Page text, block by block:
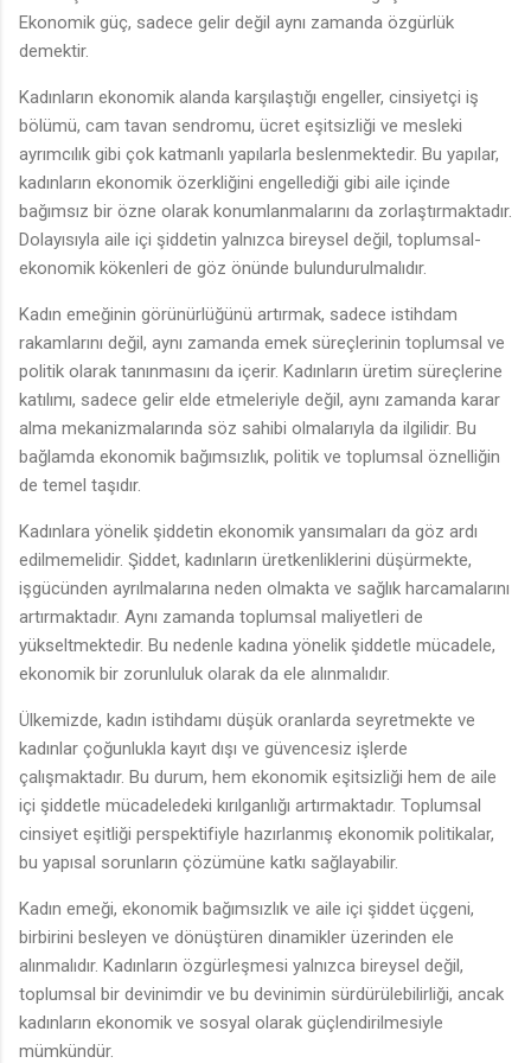
Ekonomik güç, sadece gelir değil aynı zamanda özgürlük
demektir.
Kadınların ekonomik alanda karşılaştığı engeller, cinsiyetçi iş
bölümü, cam tavan sendromu, ücret eşitsizliği ve mesleki
ayrımcılık gibi çok katmanlı yapılarla beslenmektedir. Bu yapılar,
kadınların ekonomik özerkliğini engellediği gibi aile içinde
bağımsız bir özne olarak konumlanmalarını da zorlaştırmaktadır.
Dolayısıyla aile içi şiddetin yalnızca bireysel değil, toplumsal-
ekonomik kökenleri de göz önünde bulundurulmalıdır.
Kadın emeğinin görünürlüğünü artırmak, sadece istihdam
rakamlarını değil, aynı zamanda emek süreçlerinin toplumsal ve
politik olarak tanınmasını da içerir. Kadınların üretim süreçlerine
katılımı, sadece gelir elde etmeleriyle değil, aynı zamanda karar
alma mekanizmalarında söz sahibi olmalarıyla da ilgilidir. Bu
bağlamda ekonomik bağımsızlık, politik ve toplumsal öznelliğin
de temel taşıdır.
Kadınlara yönelik şiddetin ekonomik yansımaları da göz ardı
edilmemelidir. Şiddet, kadınların üretkenliklerini düşürmekte,
işgücünden ayrılmalarına neden olmakta ve sağlık harcamalarını
artırmaktadır. Aynı zamanda toplumsal maliyetleri de
yükseltmektedir. Bu nedenle kadına yönelik şiddetle mücadele,
ekonomik bir zorunluluk olarak da ele alınmalıdır.
Ülkemizde, kadın istihdamı düşük oranlarda seyretmekte ve
kadınlar çoğunlukla kayıt dışı ve güvencesiz işlerde
çalışmaktadır. Bu durum, hem ekonomik eşitsizliği hem de aile
içi şiddetle mücadeledeki kırılganlığı artırmaktadır. Toplumsal
cinsiyet eşitliği perspektifiyle hazırlanmış ekonomik politikalar,
bu yapısal sorunların çözümüne katkı sağlayabilir.
Kadın emeği, ekonomik bağımsızlık ve aile içi şiddet üçgeni,
birbirini besleyen ve dönüştüren dinamikler üzerinden ele
alınmalıdır. Kadınların özgürleşmesi yalnızca bireysel değil,
toplumsal bir devinimdir ve bu devinimin sürdürülebilirliği, ancak
kadınların ekonomik ve sosyal olarak güçlendirilmesiyle
mümkündür.